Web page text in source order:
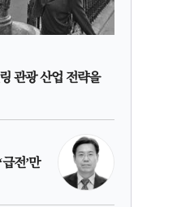
관광 산업 전략을
전’만